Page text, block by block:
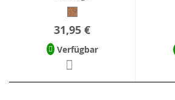
31,95 €
Verfügbar